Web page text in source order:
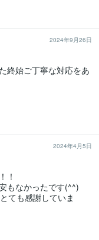
2024年9月26日
終始ご丁寧な対応をあ
2024年4月5日
！
もなかったです(^^)
ても感謝していま